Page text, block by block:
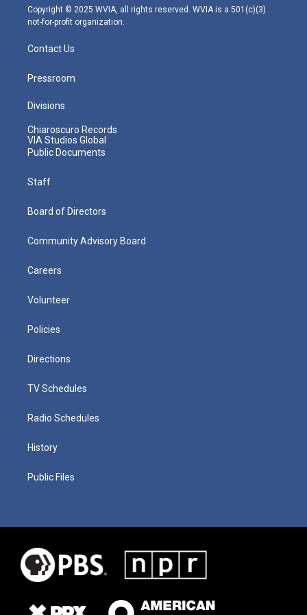
m
Copyright © 2025 WVIA, all rights reserved. WVIA is a 501(c)(3)
not-for-profit organization.
Contact Us
Pressroom
Divisions
Chiaroscuro Records
VIA Studios Global
Public Documents
Staff
Board of Directors
Community Advisory Board
Careers
Volunteer
Policies
Directions
TV Schedules
Radio Schedules
History
Public Files